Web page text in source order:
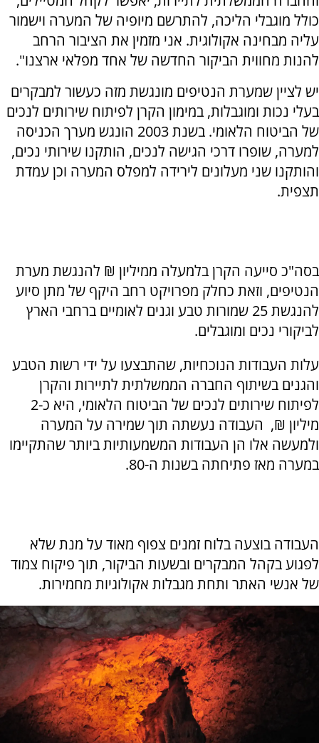
כולל מוגבלי הליכה, להתרשם מיופיה של המערה וישמור
עליה מבחינה אקולוגית. אני מזמין את הציבור הרחב
להנות מחווית הביקור החדשה של אחד מפלאי ארצנו".
יש לציין שמערת הנטיפים מונגשת מזה כעשור למבקרים
בעלי נכות ומוגבלות, במימון הקרן לפיתוח שירותים לנכים
של הביטוח הלאומי. בשנת 2003 הונגש מערך הכניסה
למערה, שופרו דרכי הגישה לנכים, הותקנו שירותי נכים,
והותקנו שני מעלונים לירידה למפלס המערה וכן עמדת
תצפית.
בסה"כ סייעה הקרן בלמעלה ממיליון ₪ להנגשת מערת
הנטיפים, וזאת כחלק מפרויקט רחב היקף של מתן סיוע
להנגשת 25 שמורות טבע וגנים לאומיים ברחבי הארץ
לביקורי נכים ומוגבלים.
עלות העבודות הנוכחיות, שהתבצעו על ידי רשות הטבע
והגנים בשיתוף החברה הממשלתית לתיירות והקרן
לפיתוח שירותים לנכים של הביטוח הלאומי, היא כ-2
מיליון ₪, העבודה נעשתה תוך שמירה על המערה
ולמעשה אלו הן העבודות המשמעותיות ביותר שהתקיימו
במערה מאז פתיחתה בשנות ה-80.
העבודה בוצעה בלוח זמנים צפוף מאוד על מנת שלא
לפגוע בקהל המבקרים ובשעות הביקור, תוך פיקוח צמוד
של אנשי האתר ותחת מגבלות אקולוגיות מחמירות.